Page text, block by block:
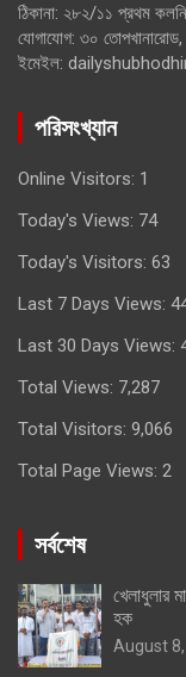
ঠিকানা: ২৮২/১১ প্রথম
যোগাযোগ: ৩০
ইমেইল:
পরিসংখ্যান
Online Visitors: 1
Today's Views: 74
Today's Visitors: 63
Last 7 Days Views:
Last 30 Days Views:
Total Views: 7,287
Total Visitors: 9,066
Total Page Views: 2
সর্বশেষ
খেলাধুলার
হক
August